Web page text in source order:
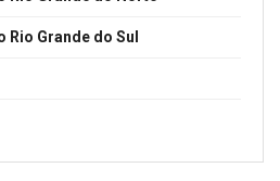
Grande do Sul